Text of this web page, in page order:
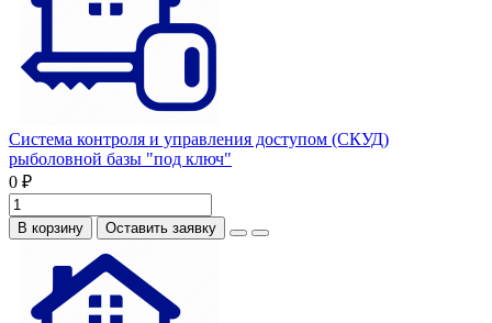
Система контроля и управления доступом (СКУД)
рыболовной базы "под ключ"
0 ₽
В корзину Оставить заявку